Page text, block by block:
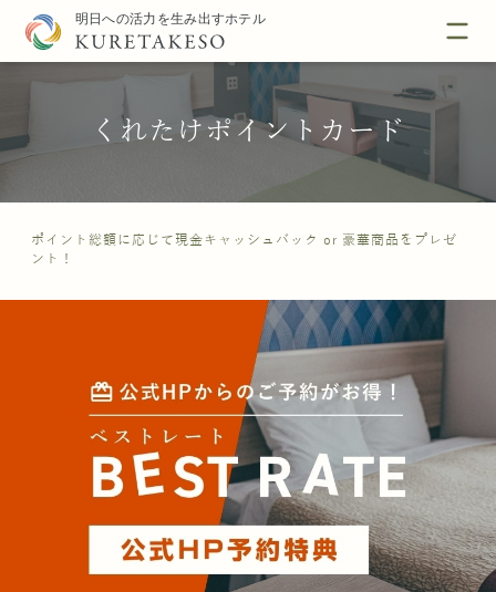
くれたけポイントカード
ポイント総額に応じて現金キャッシュバック or 豪華商品をプレゼ
ント！